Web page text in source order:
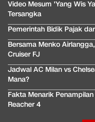
Video Mesum 'Yang Wis
Tersangka
Pemerintah Bidik Pajak
Bersama Menko
Cruiser FJ
Jadwal AC Milan vs
Mana?
Fakta Menarik
Reacher 4